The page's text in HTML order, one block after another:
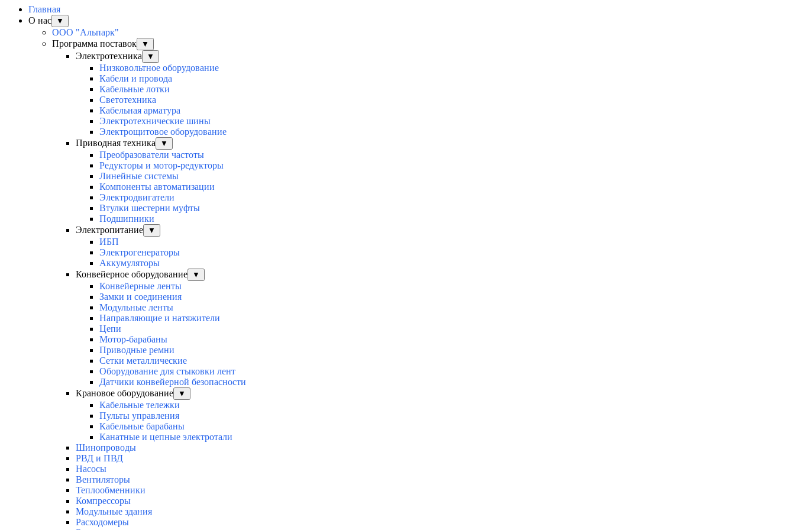
Главная
О нас
▼
ООО "Альпарк"
Программа поставок
▼
Электротехника ▼
Низковольтное оборудование
Кабели и провода
Кабельные лотки
Светотехника
Кабельная арматура
Электротехнические шины
Электрощитовое оборудование
Приводная техника
▼
Преобразователи частоты
Редукторы и мотор-редукторы
Линейные системы
Компоненты автоматизации
Электродвигатели
Втулки шестерни муфты
Подшипники
Электропитание
▼
ИБП
Электрогенераторы
Аккумуляторы
Конвейерное оборудование
▼
Конвейерные ленты
Замки и соединения
Модульные ленты
Направляющие и натяжители
Цепи
Мотор-барабаны
Приводные ремни
Сетки металлические
Оборудование для стыковки лент
Датчики конвейерной безопасности
Крановое оборудование
▼
Кабельные тележки
Пульты управления
Кабельные барабаны
Канатные и цепные электротали
Шинопроводы
РВД и ПВД
Насосы
Вентиляторы
Теплообменники
Компрессоры
Модульные здания
Расходомеры